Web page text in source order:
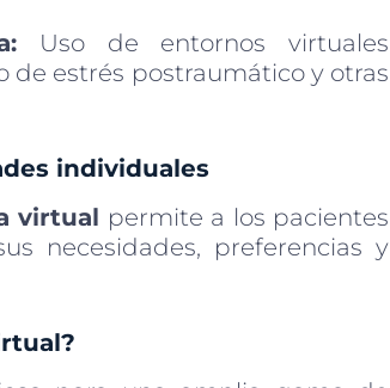
Uso de entornos virtuales
de estrés postraumático y otras
individuales
virtual permite a los pacientes
necesidades, preferencias y